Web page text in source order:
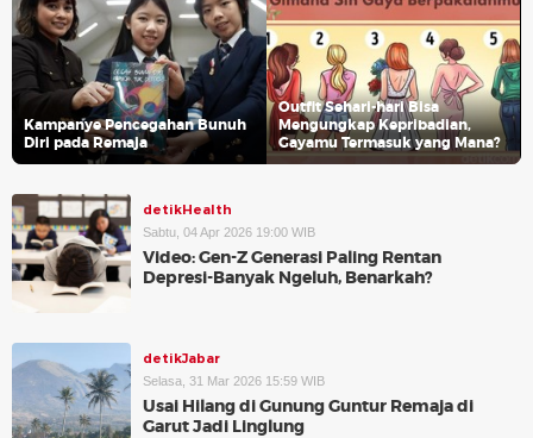
Kampanye Pencegahan Bunuh
Diri pada Remaja
Outfit Sehari-hari Bisa
Mengungkap Kepribadian,
Gayamu Termasuk yang Mana?
detikHealth
Sabtu, 04 Apr 2026 19:00 WIB
Video: Gen-Z Generasi Paling Rentan
Depresi-Banyak Ngeluh, Benarkah?
detikJabar
Selasa, 31 Mar 2026 15:59 WIB
Usai Hilang di Gunung Guntur Remaja di
Garut Jadi Linglung